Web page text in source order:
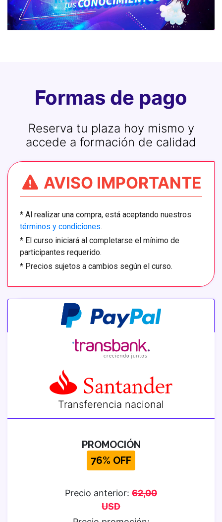
06 - Subnetting Parte 1
09 - Subnetting Parte 4
11 - VLSM Parte 2
12 - VLSM Parte 3
13 - VLSM Parte 4
14 - Práctica 1 Subnetting VLSM
15 - Práctica 1.1
16 - Práctica 1.2
18 - FT2801 VLANs - InterVLANs
19 - Introducción Spanning-Tree
20 - Fundamentos de Spanning-Tree
21 - Switches Puertos y Estados - Spanning-
22 - Proceso de Elección Spanning-tree
23 - Ejemplo 1 Spanning-tree
24 - Configuración y Verificación - Costo
25 - Configuración y Verificación - Prioridad
Formas de pago
Reserva tu plaza hoy mismo y
accede a formación de calidad
AVISO IMPORTANTE
* Al realizar una compra, está aceptando nuestros
términos y condiciones.
* El curso iniciará al completarse el mínimo de
participantes requerido.
* Precios sujetos a cambios según el curso.
Transferencia nacional
PROMOCIÓN
76% OFF
Precio anterior: 62,00
USD